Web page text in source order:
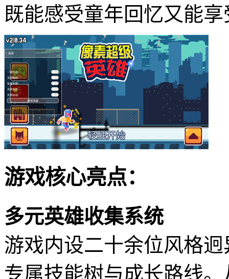
既能感受童年回忆又能
游戏核心亮点：
多元英雄收集系统
游戏内设二十余位风格
专属技能树与成长路线